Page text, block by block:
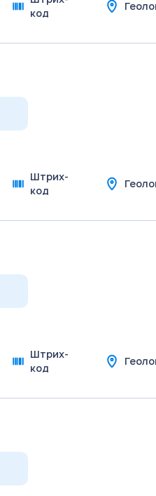
код
Штрих-
код
Штрих-
код